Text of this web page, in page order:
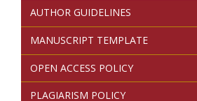
AUTHOR GUIDELINES
MANUSCRIPT TEMPLATE
OPEN ACCESS POLICY
PLAGIARISM POLICY